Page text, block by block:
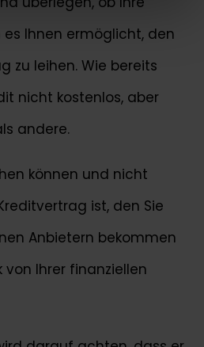
Ihnen ermöglicht, den
zu leihen. Wie bereits
nicht kostenlos, aber
andere.
können und nicht
ist, den Sie
Anbietern bekommen
Ihrer finanziellen